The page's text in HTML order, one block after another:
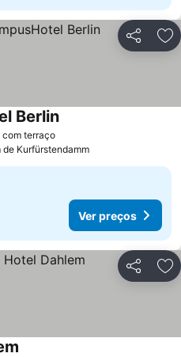
Partilhar
com terraço
Berlin
de Kurfürstendamm
Ver preços
Partilhar